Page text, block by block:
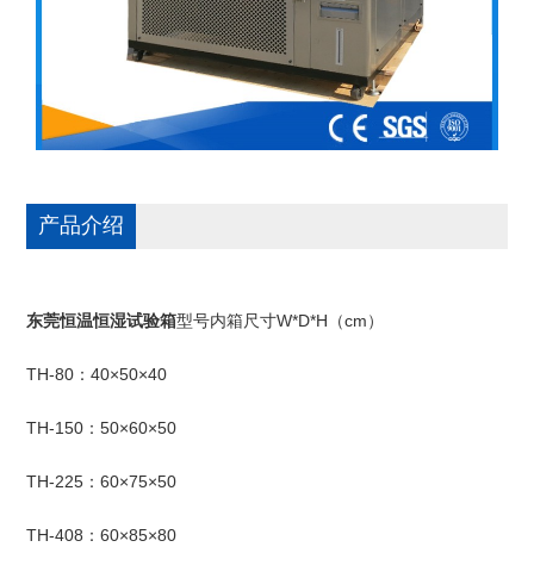
产品介绍
东莞恒温恒湿试验箱型号内箱尺寸W*D*H（cm）
TH-80：40×50×40
TH-150：50×60×50
TH-225：60×75×50
TH-408：60×85×80